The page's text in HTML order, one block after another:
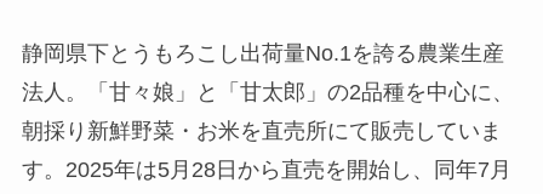
静岡県下とうもろこし出荷量No.1を誇る農業生産
法人。「甘々娘」と「甘太郎」の2品種を中心に、
朝採り新鮮野菜・お米を直売所にて販売していま
す。2025年は5月28日から直売を開始し、同年7月